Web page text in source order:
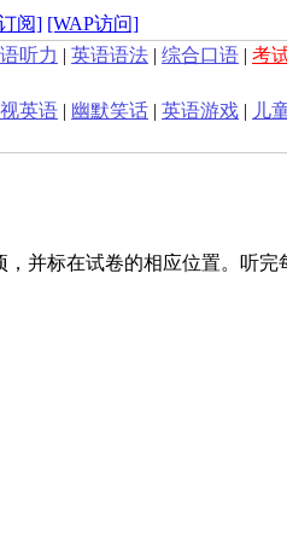
阅] [WAP访问]
听力 | 英语语法 | 综合口语 | 考
英语 | 幽默笑话 | 英语游戏 | 儿
并标在试卷的相应位置。听完